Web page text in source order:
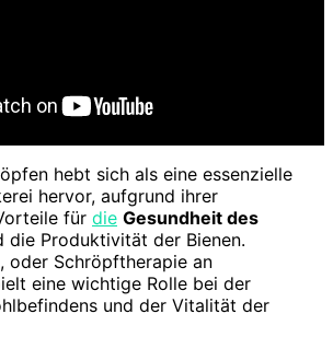
hebt sich als eine essenzielle
hervor, aufgrund ihrer
für die Gesundheit des
die Produktivität der Bienen.
, oder Schröpftherapie an
eine wichtige Rolle bei der
und der Vitalität der